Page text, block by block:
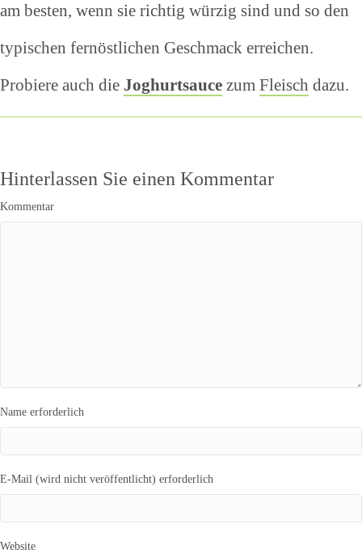
am besten, wenn sie richtig würzig sind und so den
typischen fernöstlichen Geschmack erreichen.
Probiere auch die Joghurtsauce zum Fleisch dazu.
Hinterlassen Sie einen Kommentar
Kommentar
Name erforderlich
E-Mail (wird nicht veröffentlicht) erforderlich
Website